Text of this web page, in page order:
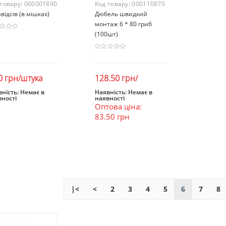
000001890
(в мішках)
грн/штука
Немає в
Код товару:000110870
Дюбель швидкий
монтаж 6 * 80 гриб
(100шт)
128.50 грн/
упаковка
Закінчився
Наявність: Немає в
наявності
Оптова ціна:
83.50 грн
|< < 2 3 4 5 6 7 8